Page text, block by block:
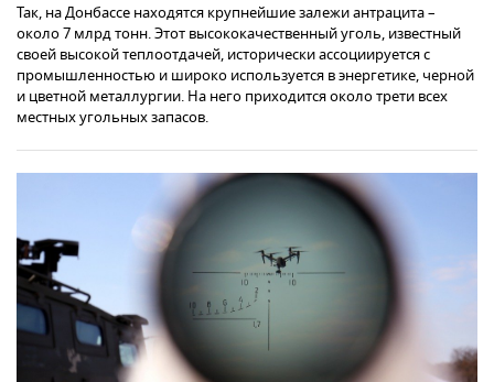
Так, на Донбассе находятся крупнейшие залежи антрацита –
около 7 млрд тонн. Этот высококачественный уголь, известный
своей высокой теплоотдачей, исторически ассоциируется с
промышленностью и широко используется в энергетике, черной
и цветной металлургии. На него приходится около трети всех
местных угольных запасов.